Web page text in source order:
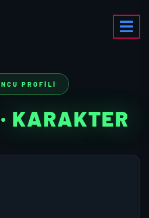
PROFILI
· KARAKTER